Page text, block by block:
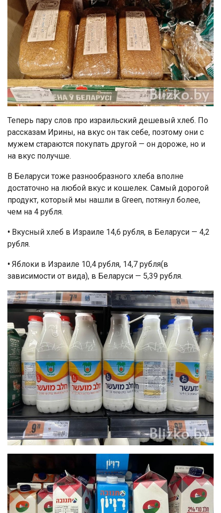
Теперь пару слов про израильский дешевый хлеб. По
рассказам Ирины, на вкус он так себе, поэтому они с
мужем стараются покупать другой — он дороже, но и
на вкус получше.
В Беларуси тоже разнообразного хлеба вполне
достаточно на любой вкус и кошелек. Самый дорогой
продукт, который мы нашли в Green, потянул более,
чем на 4 рубля.
• Вкусный хлеб в Израиле 14,6 рубля, в Беларуси — 4,2
рубля.
• Яблоки в Израиле 10,4 рубля, 14,7 рубля(в
зависимости от вида), в Беларуси — 5,39 рубля.